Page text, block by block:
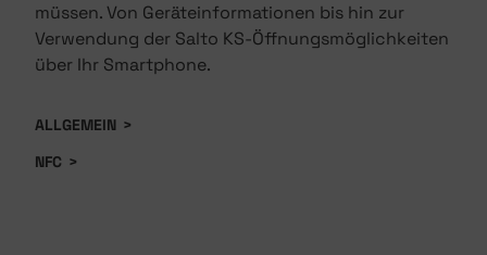
müssen. Von Geräteinformationen bis hin zur
Verwendung der Salto KS-Öffnungsmöglichkeiten
über Ihr Smartphone.
ALLGEMEIN >
NFC >